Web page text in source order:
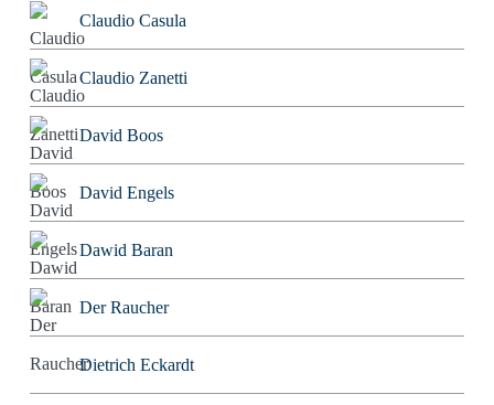
Claudio Casula
Claudio Zanetti
David Boos
David Engels
Dawid Baran
Der Raucher
Dietrich Eckardt